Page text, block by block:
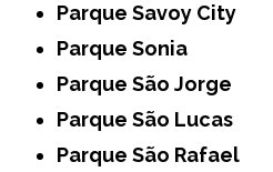
Parque Savoy City
Parque Sonia
Parque São Jorge
Parque São Lucas
Parque São Rafael